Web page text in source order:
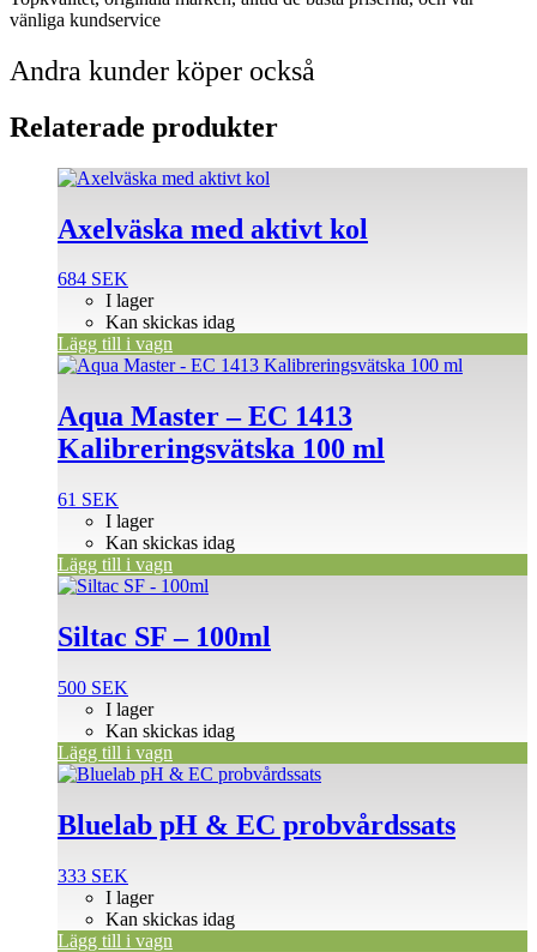
vänliga kundservice
Andra kunder köper också
Relaterade produkter
Axelväska med aktivt kol
684 SEK
I lager
Kan skickas idag
Lägg till i vagn
Aqua Master – EC 1413
Kalibreringsvätska 100 ml
61 SEK
I lager
Kan skickas idag
Lägg till i vagn
Siltac SF – 100ml
500 SEK
I lager
Kan skickas idag
Lägg till i vagn
Bluelab pH & EC probvårdssats
333 SEK
I lager
Kan skickas idag
Lägg till i vagn